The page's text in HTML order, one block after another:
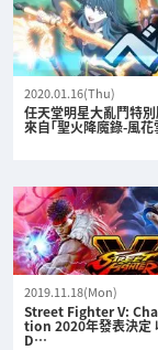
2020.01.16(Thu)
任天堂明星大亂鬥特別
來自「聖火降魔錄-風花
2019.11.18(Mon)
Street Fighter V:
tion 2020年發表決定
D…